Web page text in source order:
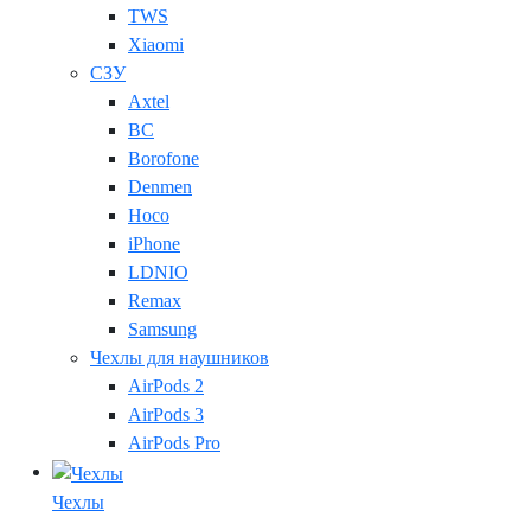
TWS
Xiaomi
СЗУ
Axtel
BC
Borofone
Denmen
Hoco
iPhone
LDNIO
Remax
Samsung
Чехлы для наушников
AirPods 2
AirPods 3
AirPods Pro
Чехлы